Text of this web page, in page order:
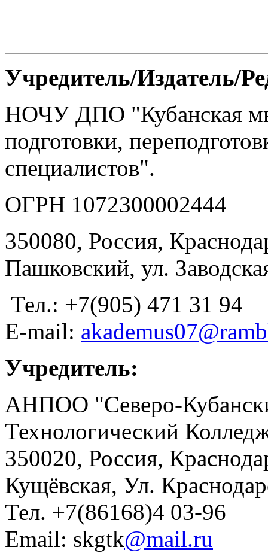
Учредитель/Издатель/
НОЧУ ДПО "Кубанская
подготовки,
специалистов".
ОГРН 1072300002444
350080, Россия,
Пашковский, ул.
Тел.: +7(905) 471 31 94
E-mail:
Учредитель:
АНПОО "Северо-
Технологический
350020, Россия,
Кущёвская, Ул.
Тел. +7(86168)4 03-96
Email: skgtk@mail.ru